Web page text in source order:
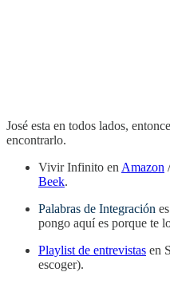
José esta en todos lados,
encontrarlo.
Vivir Infinito en Amazon
Beek.
Palabras de Integración
pongo aquí es porque te
Playlist de entrevistas en
escoger).